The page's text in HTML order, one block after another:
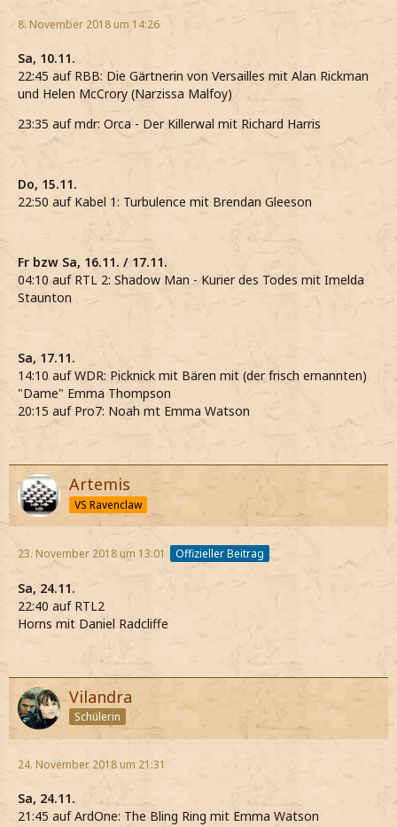
8. November 2018 um 14:26
Sa, 10.11.
22:45 auf RBB: Die Gärtnerin von Versailles mit Alan Rickman
und Helen McCrory (Narzissa Malfoy)
23:35 auf mdr: Orca - Der Killerwal mit Richard Harris
Do, 15.11.
22:50 auf Kabel 1: Turbulence mit Brendan Gleeson
Fr bzw Sa, 16.11. / 17.11.
04:10 auf RTL 2: Shadow Man - Kurier des Todes mit Imelda
Staunton
Sa, 17.11.
14:10 auf WDR: Picknick mit Bären mit (der frisch ernannten)
"Dame" Emma Thompson
20:15 auf Pro7: Noah mt Emma Watson
Artemis
VS Ravenclaw
23. November 2018 um 13:01 Offizieller Beitrag
Sa, 24.11.
22:40 auf RTL2
Horns mit Daniel Radcliffe
Vilandra
Schülerin
24. November 2018 um 21:31
Sa, 24.11.
21:45 auf ArdOne: The Bling Ring mit Emma Watson